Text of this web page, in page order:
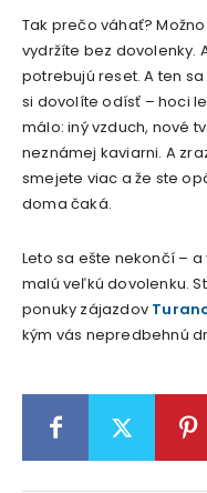
Tak prečo váhať?
vydržíte bez dovolenky.
potrebujú reset. A ten
si dovolíte odísť – hoci
málo: iný vzduch, nové
neznámej kaviarni. A
smejete viac a že ste
doma čaká.
Leto sa ešte nekončí –
malú veľkú dovolenku.
ponuky zájazdov
kým vás nepredbehnú